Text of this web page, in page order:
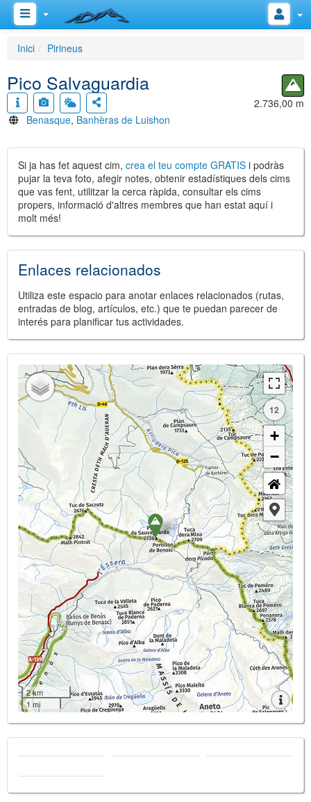
Inici Pirineus
Pico Salvaguardia
Benasque, Banhèras de Luishon
2.736,00 m
Si ja has fet aquest cim, crea el teu compte GRATIS i podràs
pujar la teva foto, afegir notes, obtenir estadístiques dels cims
que vas fent, utilitzar la cerca ràpida, consultar els cims
propers, informació d'altres membres que han estat aquí i
molt més!
Enlaces relacionados
Utiliza este espacio para anotar enlaces relacionados (rutas,
entradas de blog, artículos, etc.) que te puedan parecer de
interés para planificar tus actividades.
12
+
−
2 km
1 mi